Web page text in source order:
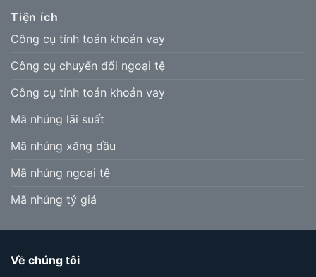
Tiện ích
Công cụ tính toán khoản vay
Công cụ chuyển đổi ngoại tệ
Công cụ tính toán khoản vay
Mã nhúng lãi suất
Mã nhúng xăng dầu
Mã nhúng ngoại tệ
Mã nhúng tỷ giá
Về chúng tôi